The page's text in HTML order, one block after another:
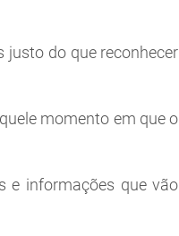
do que reconhecer
momento em que o
e informações que vão